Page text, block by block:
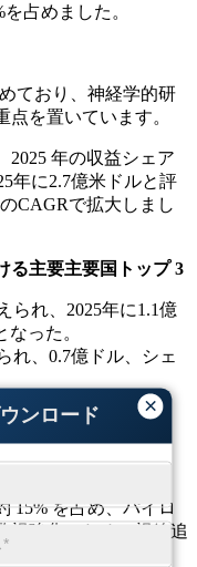
×
ンロード
占めました。
ており、神経学的研
を置いています。
2025 年の収益シェア
年に2.7億米ドルと評
CAGRで拡大しまし
る主要主要国トップ 3
られ、2025年に1.1億
った。
れ、0.7億ドル、シェ
、00億5,000万米ド
15% を占め、パイロ
視強化のための視線追